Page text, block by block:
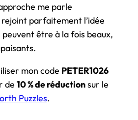
me parle
rejoint parfaitement l’idée
peuvent être à la fois beaux,
mon code PETER1026
de 10 % de réductionsur le
Puzzles.